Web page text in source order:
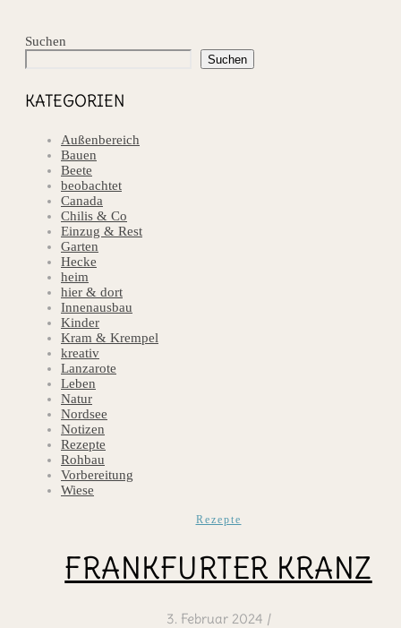
Suchen
Suchen
KATEGORIEN
Außenbereich
Bauen
Beete
beobachtet
Canada
Chilis & Co
Einzug & Rest
Garten
Hecke
heim
hier & dort
Innenausbau
Kinder
Kram & Krempel
kreativ
Lanzarote
Leben
Natur
Nordsee
Notizen
Rezepte
Rohbau
Vorbereitung
Wiese
Rezepte
FRANKFURTER KRANZ
3. Februar 2024 /